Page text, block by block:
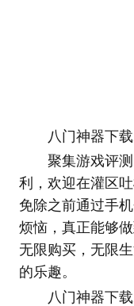
八门神器下
聚集游戏评
利，欢迎在灌区吐
免除之前通过手
烦恼，真正能够
无限购买，无限
的乐趣。
八门神器下